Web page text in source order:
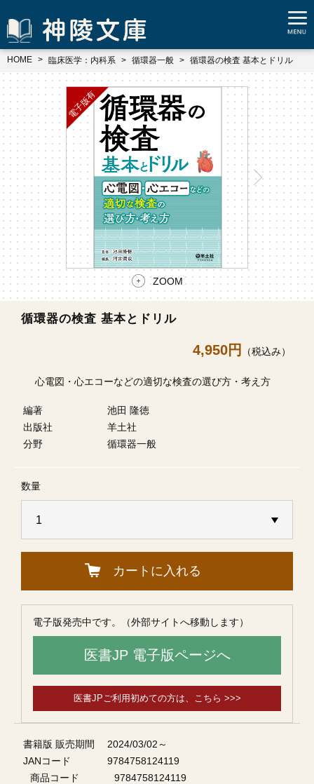
HOME 臨床医学：内科系 循環器一般 循環器の検査 基本とドリル
ZOOM
循環器の検査 基本とドリル
4,950円 （税込み）
心電図・心エコーなどの適切な検査の選び方・考え方
編著
池田 隆徳
出版社
羊土社
分野
循環器一般
数量
カートに入れる
電子版発売中です。（外部サイトへ移動します）
医書JP 電子版ページへ
医書JPご利用初めての方は、こちら >>>
書籍版 販売期間
2024/03/02～
JANコード
9784758124119
商品コード
9784758124119